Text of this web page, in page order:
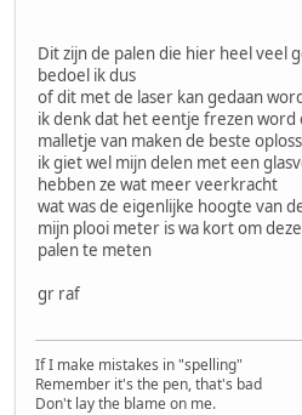
Dit zijn de palen die hier heel veel
bedoel ik dus
of dit met de laser kan gedaan
ik denk dat het eentje frezen word
malletje van maken de beste
ik giet wel mijn delen met een
hebben ze wat meer veerkracht
wat was de eigenlijke hoogte van
mijn plooi meter is wa kort om
palen te meten
gr raf
If I make mistakes in "spelling"
Remember it's the pen, that's bad
Don't lay the blame on me.